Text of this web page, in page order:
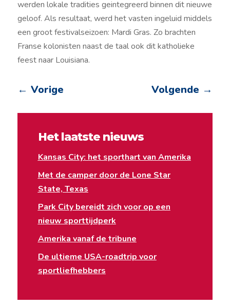
werden lokale tradities geintegreerd binnen dit nieuwe
geloof. Als resultaat, werd het vasten ingeluid middels
een groot festivalseizoen: Mardi Gras. Zo brachten
Franse kolonisten naast de taal ook dit katholieke
feest naar Louisiana.
← Vorige Volgende →
Het laatste nieuws
Kansas City: het sporthart van Amerika
Met de camper door de Lone Star
State, Texas
Park City bereidt zich voor op een
nieuw sporttijdperk
Amerika vanaf de tribune
De ultieme USA-roadtrip voor
sportliefhebbers